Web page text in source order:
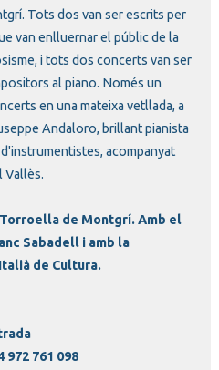
Tots dos van ser escrits per
van enlluernar el públic de la
i tots dos concerts van ser
al piano. Només un
en una mateixa vetllada, a
Andaloro, brillant pianista
acompanyat
Vallès.
de Montgrí. Amb el
Sabadell i amb la
de Cultura.
972 761 098